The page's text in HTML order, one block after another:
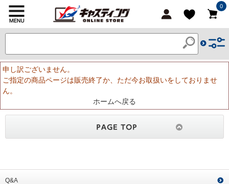
0
申し訳ございません。
ご指定の商品ページは販売終了か、ただ今お取扱いをしておりませ
ん。
ホームへ戻る
Q&A